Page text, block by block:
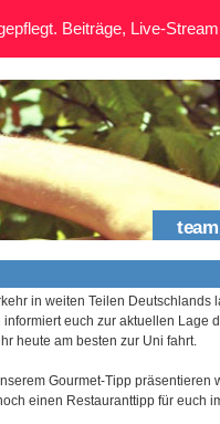
team
in weiten Teilen Deutschlands
euch zur aktuellen Lage
heute am besten zur Uni fahrt.
Gourmet-Tipp präsentieren
einen Restauranttipp für euch
Beiträge, Live-